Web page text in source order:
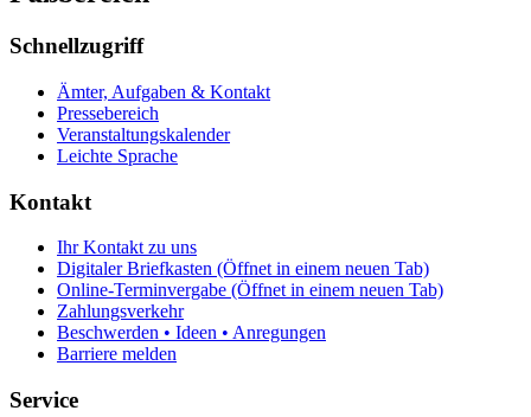
Schnellzugriff
Ämter, Aufgaben & Kontakt
Pressebereich
Veranstaltungskalender
Leichte Sprache
Kontakt
Ihr Kontakt zu uns
Digitaler Briefkasten (Öffnet in einem neuen Tab)
Online-Terminvergabe (Öffnet in einem neuen Tab)
Zahlungsverkehr
Beschwerden • Ideen • Anregungen
Barriere melden
Service